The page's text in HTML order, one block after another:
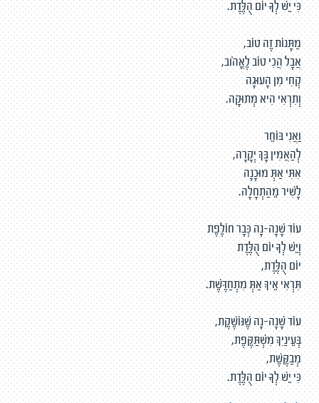
כִּי יֵשׁ לְךָ יוֹם הֻלֶּדֶת.
מַתָּנוֹת זֶה טוֹב,
אֲבָל הֲכִי טוֹב לֶאֱהֹוב,
קְחִי מִן הָעוּגָה
וְתִרְאִי הִיא מְתוּקָה.
וַאֲנִי בּוֹחֵר
לְהַאֲמִין בָּךְ יְקָרָה,
אִתִּי אַתְּ מוּכָנָה
לָשִׁיר מֵהַתְחָלָה.
עוֹד שָׁנָה-נָה כְּבָר חוֹלֶפֶת
וְיֵשׁ לְךָ יוֹם הֻלֶּדֶת
יוֹם הֻלֶּדֶת,
תִּרְאִי אֵיךְ אַתְּ מִתְחַדֶּשֶׁת.
עוֹד שָׁנָה-נָה שֶׁנּוֹשֶׁקֶת,
בְּעֵינַיִךְ מִשְׁתַּקֶּפֶת,
מְבַקֶּשֶׁת,
כִּי יֵשׁ לְךָ יוֹם הֻלֶּדֶת.